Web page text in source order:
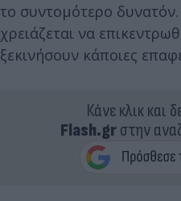
το συντομότερο
χρειάζεται να
ξεκινήσουν κάποιες
Κάνε κλικ και
Flash.grστην